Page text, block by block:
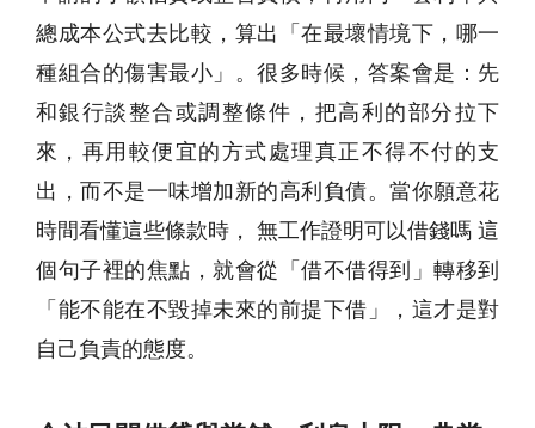
總成本公式去比較，算出「在最壞情境下，哪一
種組合的傷害最小」。很多時候，答案會是：先
和銀行談整合或調整條件，把高利的部分拉下
來，再用較便宜的方式處理真正不得不付的支
出，而不是一味增加新的高利負債。當你願意花
時間看懂這些條款時， 無工作證明可以借錢嗎 這
個句子裡的焦點，就會從「借不借得到」轉移到
「能不能在不毀掉未來的前提下借」，這才是對
自己負責的態度。